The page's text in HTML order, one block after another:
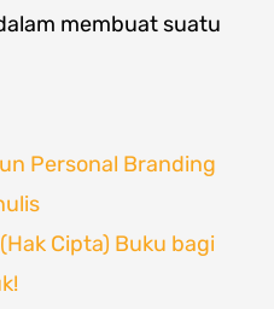
membuat suatu
Personal Branding
Cipta) Buku bagi